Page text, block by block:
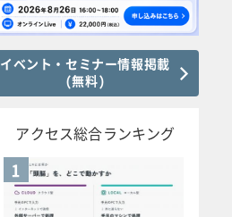
イベント・セミナー情報掲載
(無料)
アクセス総合ランキング
1